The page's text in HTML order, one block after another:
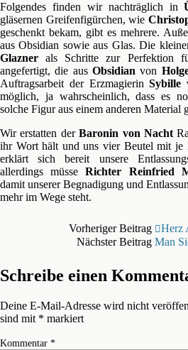
Folgendes finden wir nachträglich in
gläsernen Greifenfigürchen, wie
geschenkt bekam, gibt es mehrere.
aus Obsidian sowie aus Glas. Die
Glazner als Schritte zur Perfektion
angefertigt, die aus Obsidian von
Auftragsarbeit der ErzmagierinSybille
möglich, ja wahrscheinlich, dass es
solche Figur aus einem anderen Material
Wir erstatten derBaronin von Nacht
ihr Wort hält und uns vier Beutel mit je
erklärt sich bereit unsere
allerdings müsseRichter Reinfried
damit unserer Begnadigung und
mehr im Wege steht.
Vorheriger Beitrag
Herz
Nächster Beitrag Man
Schreibe einen
Deine E-Mail-Adresse wird nicht
sind mit * markiert
Kommentar *